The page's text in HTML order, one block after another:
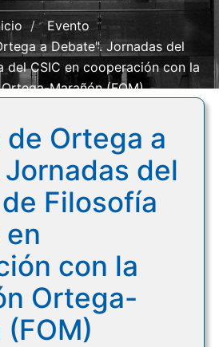
Evento
a Debate". Jornadas del
del CSIC en cooperación con la
Marañón (FOM)
de Ortega a
del
Filosofía
en
con la
Ortega-